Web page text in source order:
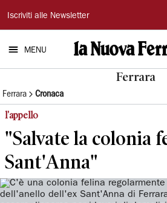
La
Nuova
Ferrara
Iscriviti alle Newsletter
MENU
Ferrara
Ferrara Cronaca
l'appello
"Salvate la colonia
Sant'Anna"